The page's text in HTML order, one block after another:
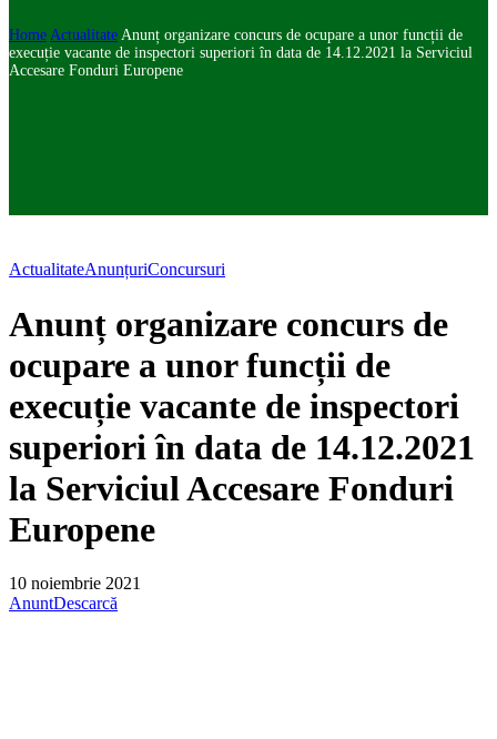
Home Actualitate Anunț organizare concurs de ocupare a unor funcții de
execuție vacante de inspectori superiori în data de 14.12.2021 la Serviciul
Accesare Fonduri Europene
ActualitateAnunțuriConcursuri
Anunț organizare concurs de
ocupare a unor funcții de
execuție vacante de inspectori
superiori în data de 14.12.2021
la Serviciul Accesare Fonduri
Europene
10 noiembrie 2021
AnuntDescarcă